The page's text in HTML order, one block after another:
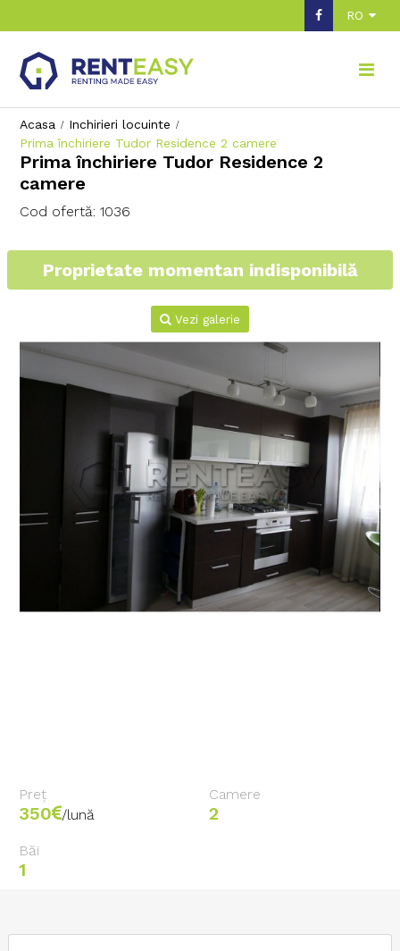
RO
Acasa
Inchirieri locuinte
Prima închiriere Tudor Residence 2 camere
Prima închiriere Tudor Residence 2
camere
Cod ofertă: 1036
Proprietate momentan indisponibilă
Vezi galerie
Preț
350 /lună
Camere
2
Băi
1